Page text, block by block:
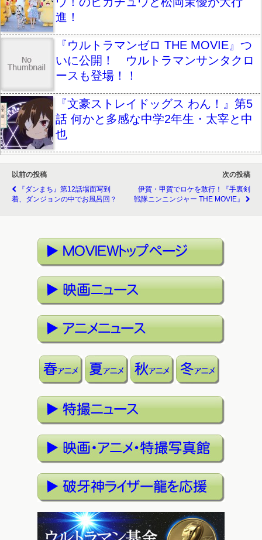
進！
『ウルトラマンゼロ THE MOVIE』つ
いに公開！ ウルトラマンサンタクロ
ースも登場！！
『文豪ストレイドッグス わん！』第5
話 何かと多感な中学2年生・太宰と中
也
以前の投稿
『ダンまち』第12話場面写到
着、ダンジョンの中でお風呂回？
次の投稿
伊賀・甲賀でロケを敢行！『手裏剣
戦隊ニンニンジャー THE MOVIE』